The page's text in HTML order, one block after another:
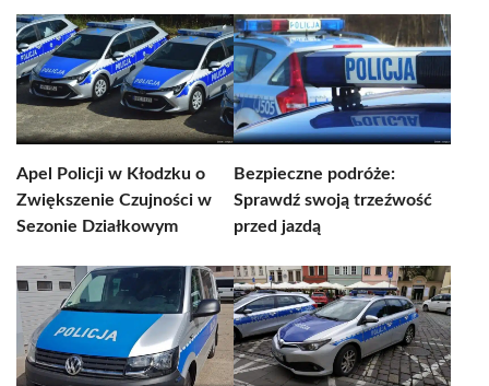
Apel Policji w Kłodzku o
Zwiększenie Czujności w
Sezonie Działkowym
Bezpieczne podróże:
Sprawdź swoją trzeźwość
przed jazdą